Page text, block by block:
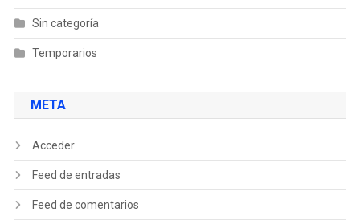
Sin categoría
Temporarios
META
Acceder
Feed de entradas
Feed de comentarios